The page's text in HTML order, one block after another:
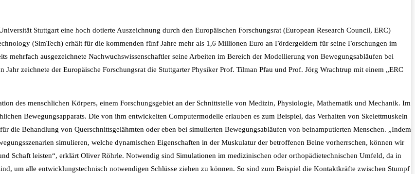
Stuttgart eine hoch dotierte Auszeichnung durch den Europäischen Forschungsrat (European Research Council, ERC)
(SimTech) erhält für die kommenden fünf Jahre mehr als 1,6 Millionen Euro an Fördergeldern für seine Forschungen im
mehrfach ausgezeichnete Nachwuchswissenschaftler seine Arbeiten im Bereich der Modellierung von Bewegungsabläufen bei
zeichnete der Europäische Forschungsrat die Stuttgarter Physiker Prof. Tilman Pfau und Prof. Jörg Wrachtrup mit einem „ERC
des menschlichen Körpers, einem Forschungsgebiet an der Schnittstelle von Medizin, Physiologie, Mathematik und Mechanik. Im
Bewegungsapparats. Die von ihm entwickelten Computermodelle erlauben es zum Beispiel, das Verhalten von Skelettmuskeln
die Behandlung von Querschnittsgelähmten oder eben bei simulierten Bewegungsabläufen von beinamputierten Menschen. „Indem
simulieren, welche dynamischen Eigenschaften in der Muskulatur der betroffenen Beine vorherrschen, können wir
Schaft leisten“, erklärt Oliver Röhrle. Notwendig sind Simulationen im medizinischen oder orthopädietechnischen Umfeld, da in
um alle entwicklungstechnisch notwendigen Schlüsse ziehen zu können. So sind zum Beispiel die Kontaktkräfte zwischen Stumpf